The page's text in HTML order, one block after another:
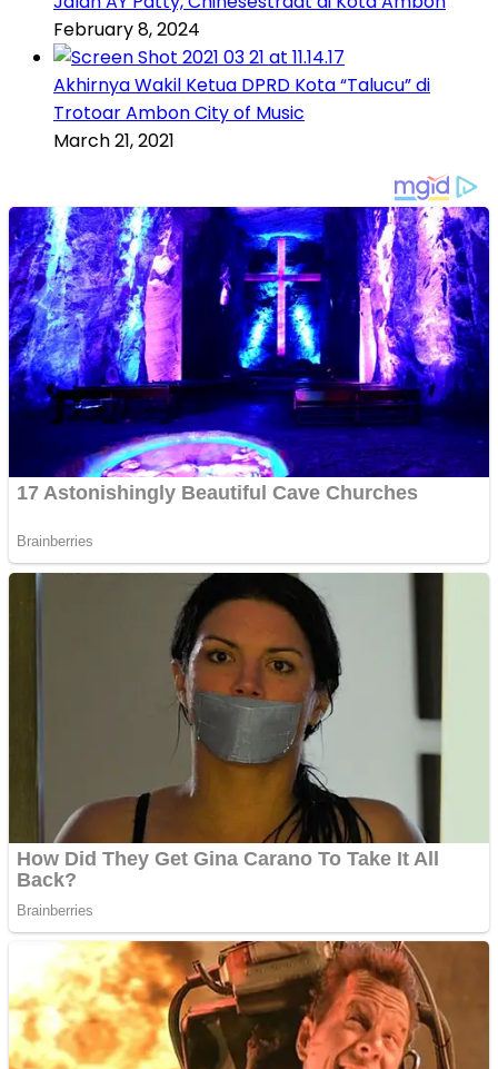
February 8, 2024
Akhirnya Wakil Ketua DPRD Kota “Talucu” di
Trotoar Ambon City of Music
March 21, 2021